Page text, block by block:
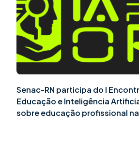
Senac-RN participa do I
Educação e Inteligência
sobre educação profissional na